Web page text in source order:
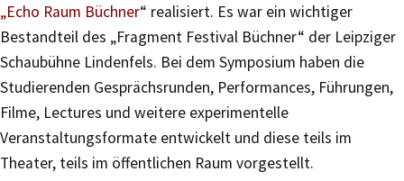
„Echo Raum Büchner“ realisiert. Es war ein wichtiger
Bestandteil des „Fragment Festival Büchner“ der Leipziger
Schaubühne Lindenfels. Bei dem Symposium haben die
Studierenden Gesprächsrunden, Performances, Führungen,
Filme, Lectures und weitere experimentelle
Veranstaltungsformate entwickelt und diese teils im
Theater, teils im öffentlichen Raum vorgestellt.